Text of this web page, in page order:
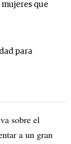
que
para
sobre el
a un gran